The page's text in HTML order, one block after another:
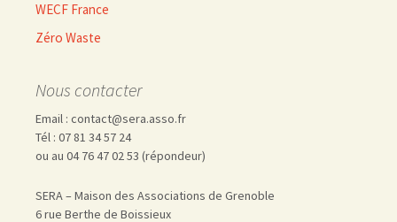
WECF France
Zéro Waste
Nous contacter
Email : contact@sera.asso.fr
Tél : 07 81 34 57 24
ou au 04 76 47 02 53 (répondeur)
SERA – Maison des Associations de Grenoble
6 rue Berthe de Boissieux